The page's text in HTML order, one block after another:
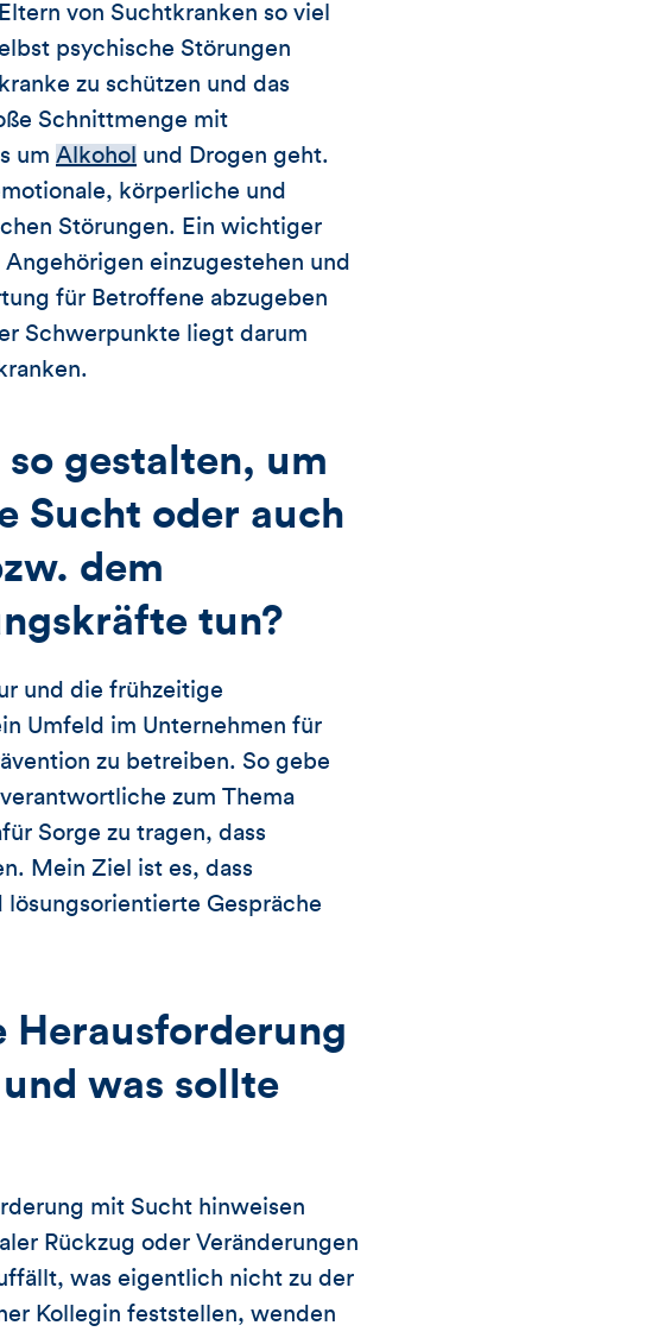
von Suchtkranken so viel
psychische Störungen
zu schützen und das
Schnittmenge mit
um Alkohol und Drogen geht.
körperliche und
Störungen. Ein wichtiger
einzugestehen und
für Betroffene abzugeben
Schwerpunkte liegt darum
gestalten, um
Sucht oder auch
dem
tun?
und die frühzeitige
Umfeld im Unternehmen für
zu betreiben. So gebe
zum Thema
Sorge zu tragen, dass
Mein Ziel ist es, dass
Gespräche
Herausforderung
was sollte
mit Sucht hinweisen
Rückzug oder Veränderungen
was eigentlich nicht zu der
Kollegin feststellen, wenden